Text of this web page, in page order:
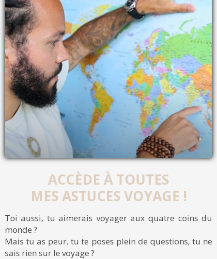
ACCÈDE À TOUTES
MES ASTUCES VOYAGE !
Toi aussi, tu aimerais voyager aux quatre coins du
monde ?
Mais tu as peur, tu te poses plein de questions, tu ne
sais rien sur le voyage ?